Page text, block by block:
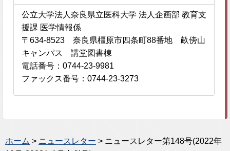
公立大学法人奈良県立医科大学 法人企画部 教育支
援課 医学情報係
〒634-8523 奈良県橿原市四条町88番地 畝傍山
キャンパス 講堂図書棟
電話番号：0744-23-9981
ファックス番号：0744-23-3273
ホーム > ニュースレター > ニュースレター第148号(2022年